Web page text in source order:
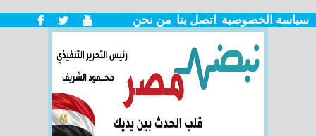
من نحن اتصل بنا سياسة الخصوصية